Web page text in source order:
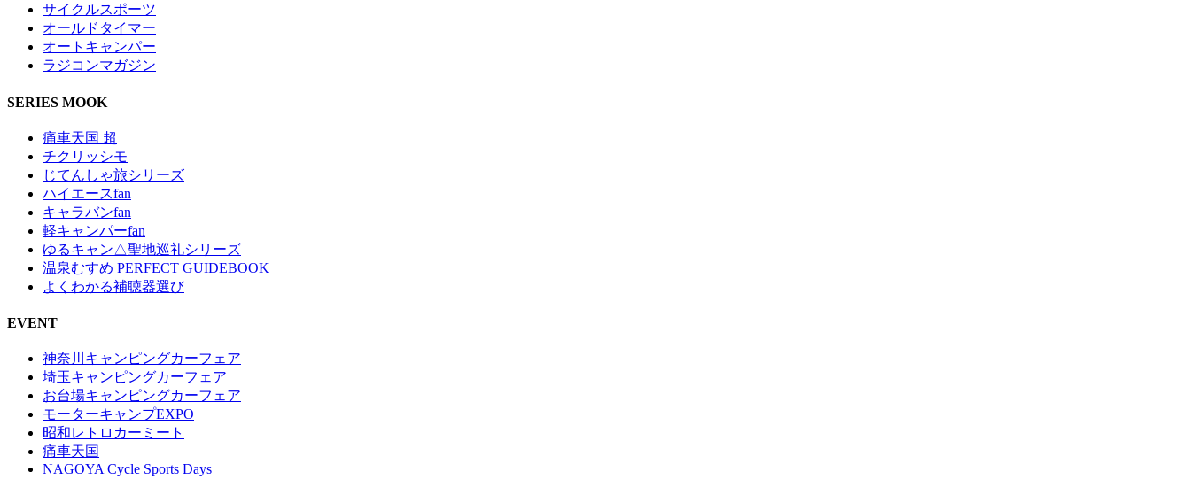
サイクルスポーツ
オールドタイマー
オートキャンパー
ラジコンマガジン
SERIES MOOK
痛車天国 超
チクリッシモ
じてんしゃ旅シリーズ
ハイエースfan
キャラバンfan
軽キャンパーfan
ゆるキャン△聖地巡礼シリーズ
温泉むすめ PERFECT GUIDEBOOK
よくわかる補聴器選び
EVENT
神奈川キャンピングカーフェア
埼玉キャンピングカーフェア
お台場キャンピングカーフェア
モーターキャンプEXPO
昭和レトロカーミート
痛車天国
NAGOYA Cycle Sports Days